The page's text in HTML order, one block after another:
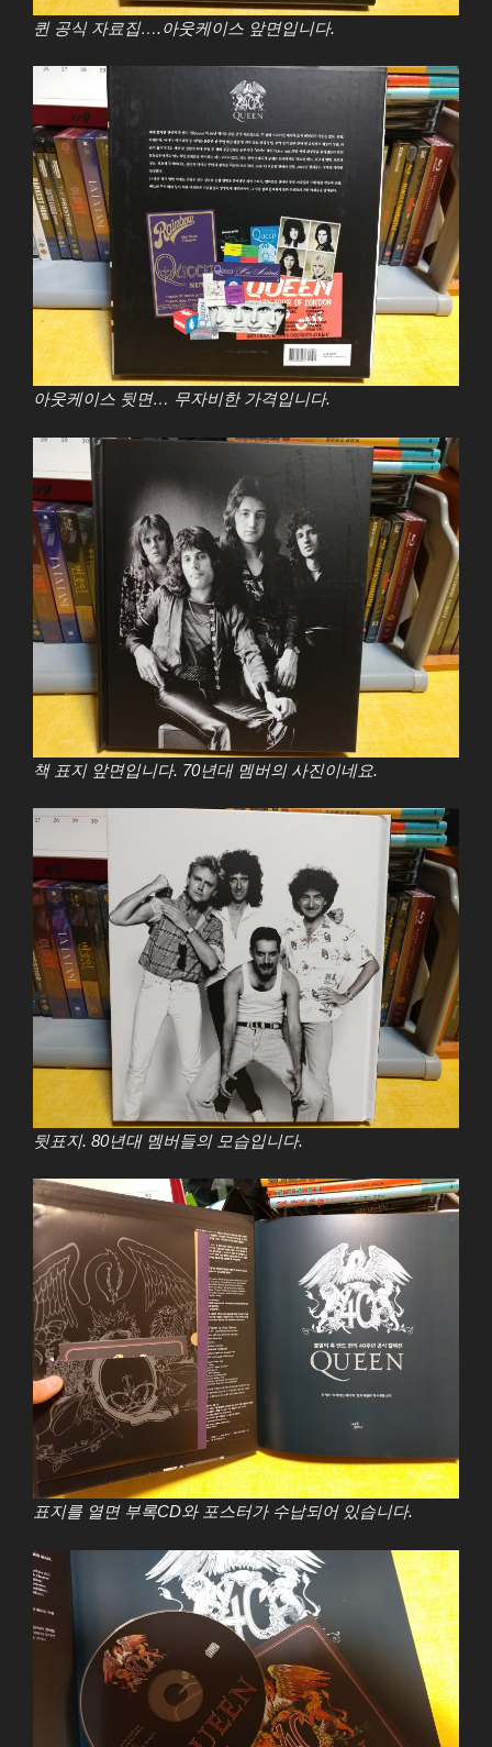
퀸 공식 자료집….아웃케이스 앞면입니다.
아웃케이스 뒷면… 무자비한 가격입니다.
책 표지 앞면입니다. 70년대 멤버의 사진이네요.
뒷표지. 80년대 멤버들의 모습입니다.
표지를 열면 부록CD와 포스터가 수납되어 있습니다.